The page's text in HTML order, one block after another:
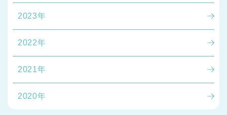
兵庫県 全域
2023年
2022年
2021年
2020年